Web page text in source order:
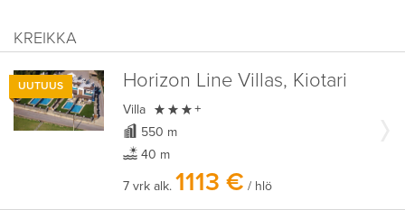
KREIKKA
UUTUUS Horizon Line Villas, Kiotari
Villa  +
550 m
40 m
7 vrk alk. 1113 € / hlö